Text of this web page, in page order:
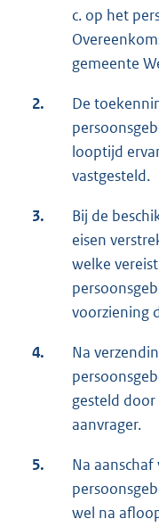
c. op het
gemeente
2.
De
looptijd
vastgesteld.
3.
Bij de
eisen
welke
voorziening
4.
Na
gesteld
aanvrager.
5.
Na
wel na